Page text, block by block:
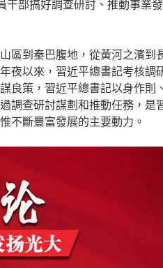
干部搞好調查研討、推動事業
區到秦巴腹地，從黃河之濱到
以來，習近平總書記考核調
良策，習近平總書記以身作則
調查研討謀劃和推動任務，是
不斷豐富發展的主要動力。